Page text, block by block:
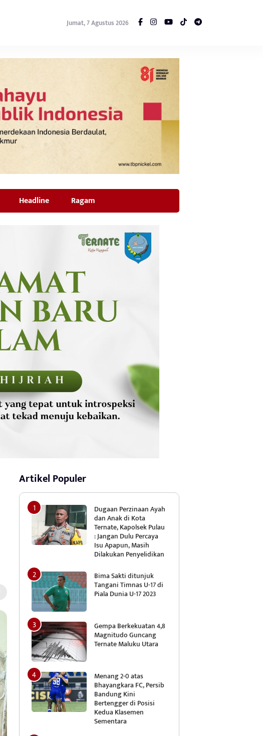
Jumat, 7 Agustus 2026
Headline Ragam
Artikel Populer
Dugaan Perzinaan Ayah
dan Anak di Kota
Ternate, Kapolsek Pulau
: Jangan Dulu Percaya
Isu Apapun, Masih
Dilakukan Penyelidikan
Bima Sakti ditunjuk
Tangani Timnas U-17 di
Piala Dunia U-17 2023
Gempa Berkekuatan 4,8
Magnitudo Guncang
Ternate Maluku Utara
Menang 2-0 atas
Bhayangkara FC, Persib
Bandung Kini
Bertengger di Posisi
Kedua Klasemen
Sementara